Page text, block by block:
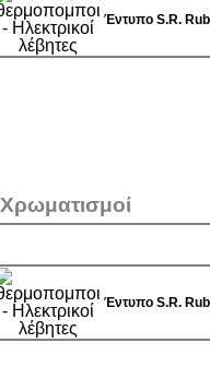
Έντυπο S.R.
Χρωματισμοί
Έντυπο S.R.